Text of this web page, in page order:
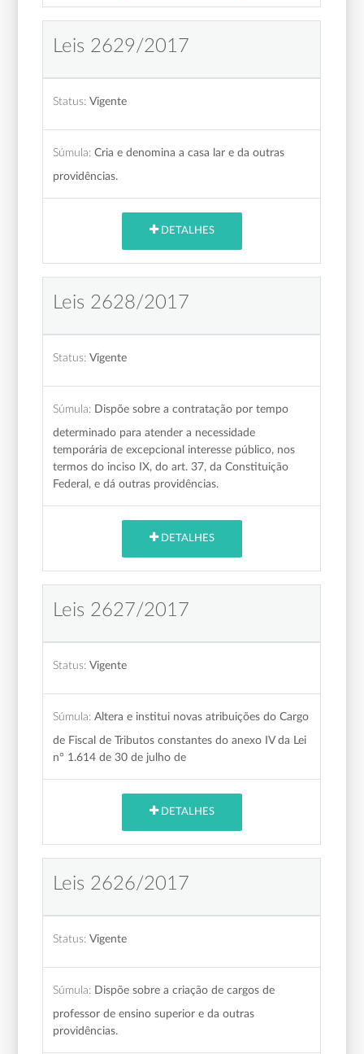
Leis 2629/2017
Status: Vigente
Súmula: Cria e denomina a casa lar e da outras
providências.
DETALHES
Leis 2628/2017
Status: Vigente
Súmula: Dispõe sobre a contratação por tempo
determinado para atender a necessidade
temporária de excepcional interesse público, nos
termos do inciso IX, do art. 37, da Constituição
Federal, e dá outras providências.
DETALHES
Leis 2627/2017
Status: Vigente
Súmula: Altera e institui novas atribuições do Cargo
de Fiscal de Tributos constantes do anexo IV da Lei
n° 1.614 de 30 de julho de
DETALHES
Leis 2626/2017
Status: Vigente
Súmula: Dispõe sobre a criação de cargos de
professor de ensino superior e da outras
providências.